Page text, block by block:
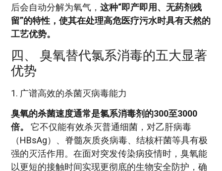
后会自动分解为氧气， 这种“即产即用、无药剂残
留”的特性，使其在处理高危医疗污水时具有天然的
工艺优势。
四、 臭氧替代氯系消毒的五大显著
优势
1. 广谱高效的杀菌灭病毒能力
臭氧的杀菌速度通常是氯系消毒剂的300至3000
倍。
它不仅能有效杀灭普通细菌，对乙肝病毒
（HBsAg）、脊髓灰质炎病毒、结核杆菌等具有极
强的灭活作用。在面对突发传染病疫情时，臭氧能
以更短的接触时间实现更彻底的生物安全防护，确